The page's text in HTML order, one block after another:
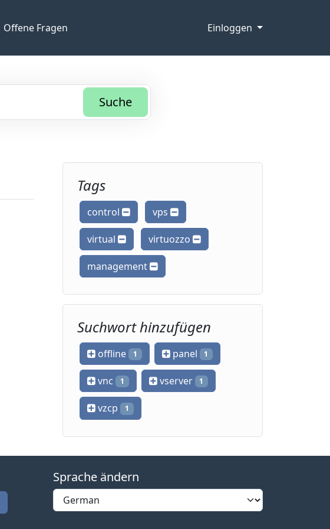
Offene Fragen Einloggen
Suche
Tags
control vps
virtual virtuozzo
management
Suchwort hinzufügen
offline 1 panel 1
vnc 1 vserver 1
vzcp 1
Sprache ändern